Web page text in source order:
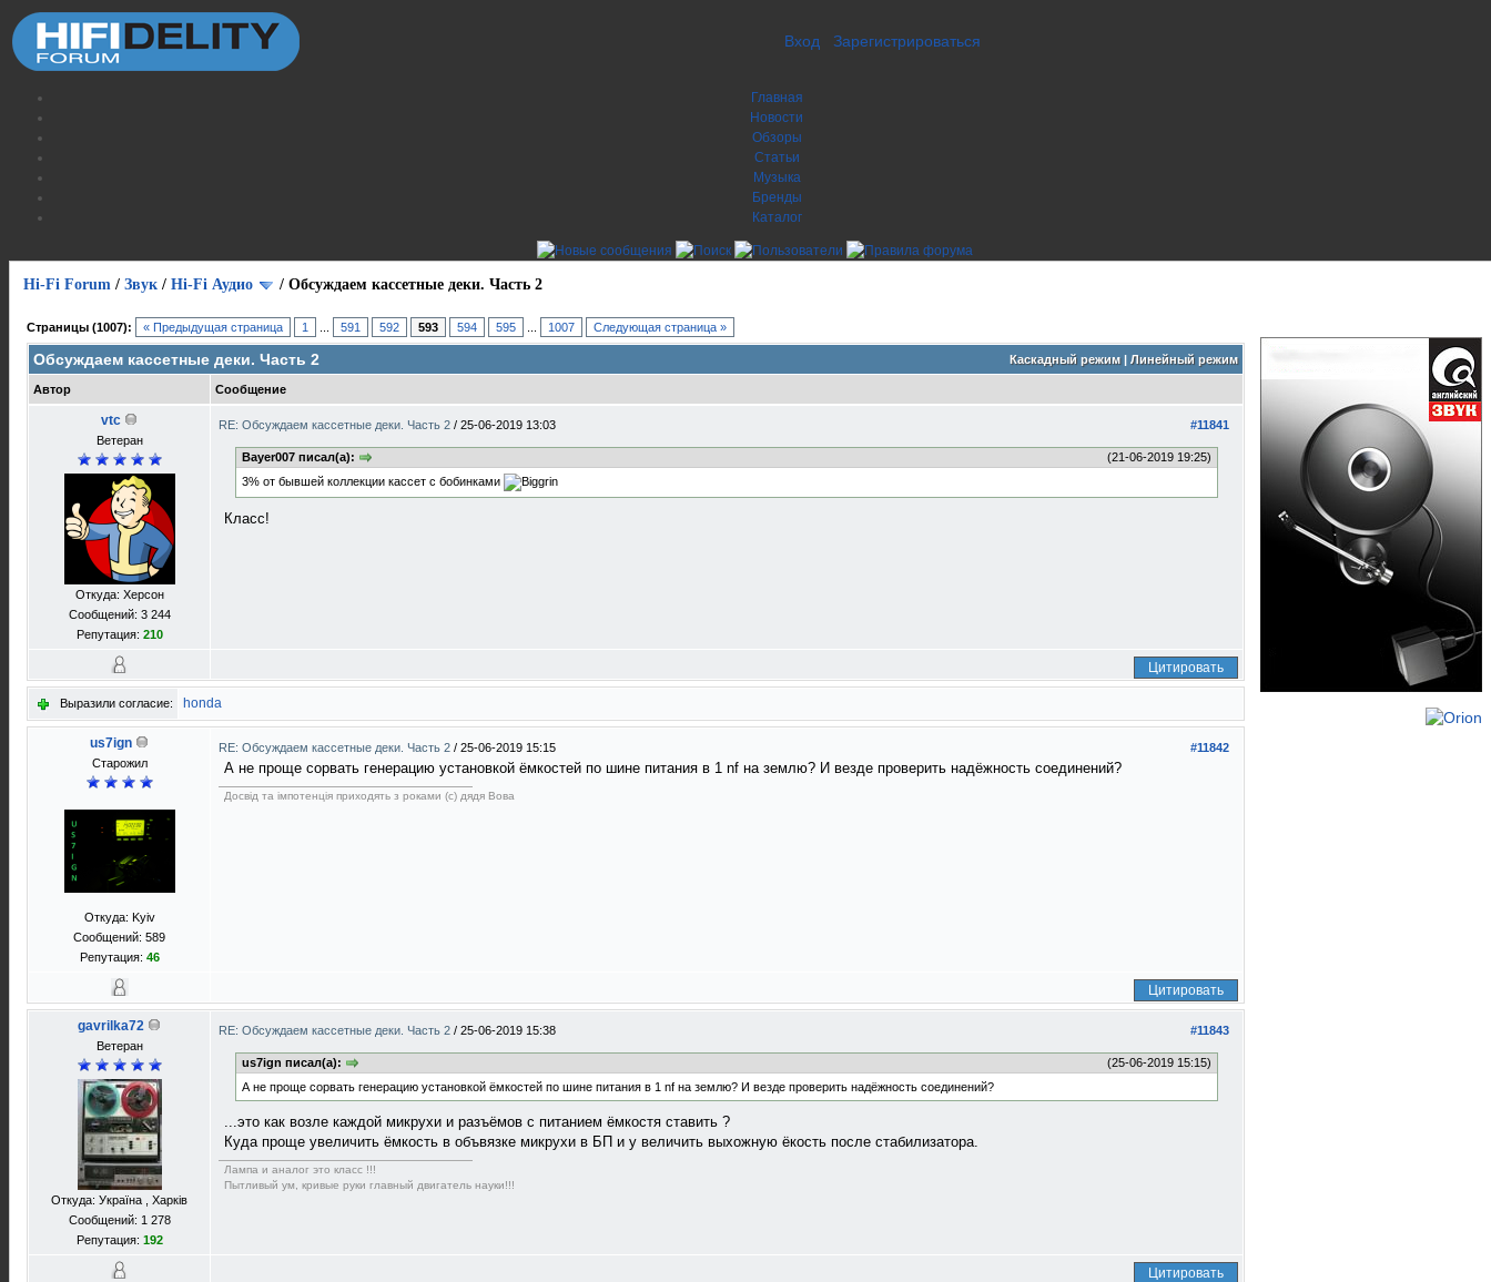
Вход Зарегистрироваться
Главная
Новости
Обзоры
Статьи
Музыка
Бренды
Каталог
Hi-Fi Forum / Звук / Hi-Fi Аудио / Обсуждаем кассетные деки. Часть 2
Страницы (1007): « Предыдущая страница 1 591 592 593 594 595 1007 Следующая страница »
Каскадный режим| Линейный режим
Обсуждаем кассетные деки. Часть 2
Автор Сообщение
vtc
Ветеран
Откуда: Херсон
Сообщений: 3 244
Репутация: 210
#11841
RE: Обсуждаем кассетные деки. Часть 2 / 25-06-2019 13:03
(21-06-2019 19:25)
Bayer007 писал(а):
3% от бывшей коллекции кассет с бобинками
Класс!
Цитировать
Выразили согласие: honda
us7ign
Старожил
Откуда: Kyiv
Сообщений: 589
Репутация: 46
#11842
RE: Обсуждаем кассетные деки. Часть 2 / 25-06-2019 15:15
А не проще сорвать генерацию установкой ёмкостей по шине питания в 1 nf на землю? И везде проверить надёжность соединений?
Досвід та імпотенція приходять з роками (с) дядя Вова
Цитировать
gavrilka72
Ветеран
Откуда: Україна , Харків
Сообщений: 1 278
Репутация: 192
#11843
RE: Обсуждаем кассетные деки. Часть 2 / 25-06-2019 15:38
(25-06-2019 15:15)
us7ign писал(а):
А не проще сорвать генерацию установкой ёмкостей по шине питания в 1 nf на землю? И везде проверить надёжность соединений?
...это как возле каждой микрухи и разъёмов с питанием ёмкостя ставить ?
Куда проще увеличить ёмкость в объвязке микрухи в БП и у величить выхожную ёкость после стабилизатора.
Лампа и аналог это класс !!!
Пытливый ум, кривые руки главный двигатель науки!!!
Цитировать